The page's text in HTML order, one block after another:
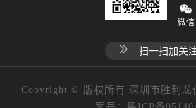
微信
扫一扫加关
Copyright © 版权所有 深圳市胜利